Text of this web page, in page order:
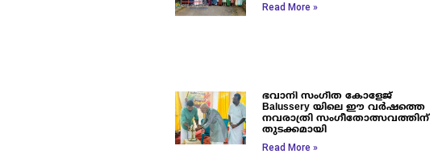
Read More »
ഭവാനി സംഗീത കോളേജ്
Balussery യിലെ ഈ വർഷത്തെ
നവരാത്രി സംഗീതോത്സവത്തിന്
തുടക്കമായി
Read More »